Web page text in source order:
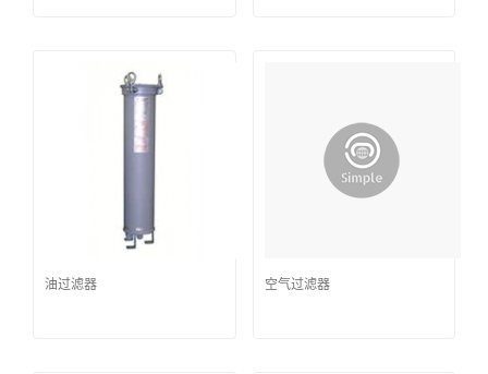
油过滤器 空气过滤器